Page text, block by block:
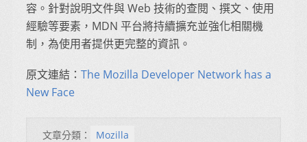
容。針對說明文件與 Web 技術的查閱、撰文、使用
經驗等要素，MDN 平台將持續擴充並強化相關機
制，為使用者提供更完整的資訊。
原文連結： The Mozilla Developer Network has a
New Face
文章分類： Mozilla